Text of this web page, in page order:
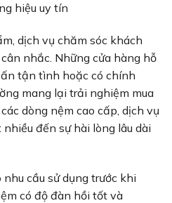
hiệu uy tín
dịch vụ chăm sóc khách
nhắc. Những cửa hàng hỗ
tận tình hoặc có chính
mang lại trải nghiệm mua
dòng nệm cao cấp, dịch vụ
đến sự hài lòng lâu dài
cầu sử dụng trước khi
có độ đàn hồi tốt và